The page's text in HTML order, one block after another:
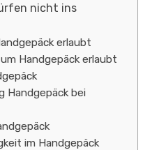
nicht ins
erlaubt
Handgepäck erlaubt
Handgepäck bei
im Handgepäck